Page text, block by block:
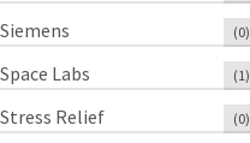
Siemens (0)
Space Labs (1)
Stress Relief (0)